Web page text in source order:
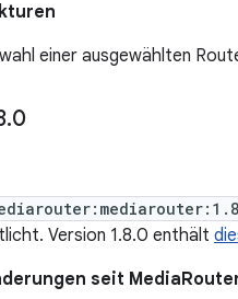
einer ausgewählten
.0
Version 1.8.0 enthält
seit